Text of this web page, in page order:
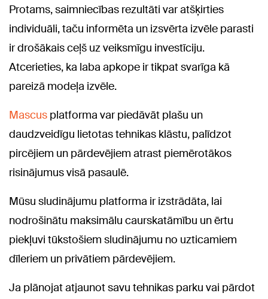
Protams, saimniecības rezultāti var atšķirties
individuāli, taču informēta un izsvērta izvēle parasti
ir drošākais ceļš uz veiksmīgu investīciju.
Atcerieties, ka laba apkope ir tikpat svarīga kā
pareizā modeļa izvēle.
Mascus platforma var piedāvāt plašu un
daudzveidīgu lietotas tehnikas klāstu, palīdzot
pircējiem un pārdevējiem atrast piemērotākos
risinājumus visā pasaulē.
Mūsu sludinājumu platforma ir izstrādāta, lai
nodrošinātu maksimālu caurskatāmību un ērtu
piekļuvi tūkstošiem sludinājumu no uzticamiem
dīleriem un privātiem pārdevējiem.
Ja plānojat atjaunot savu tehnikas parku vai pārdot